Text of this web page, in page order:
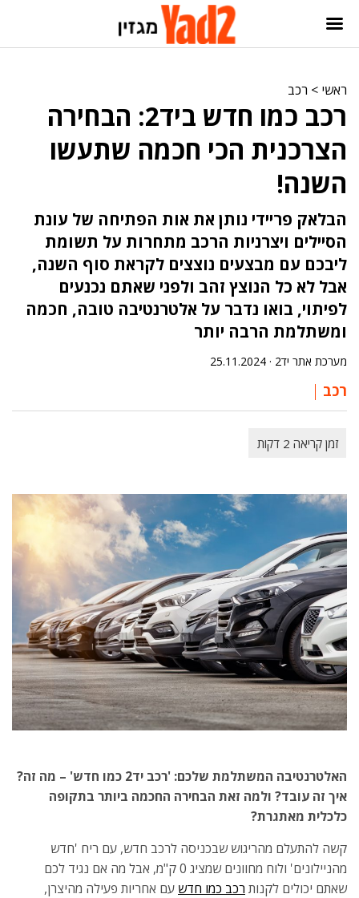
ראשי > רכב
רכב כמו חדש ביד2: הבחירה
הצרכנית הכי חכמה שתעשו
השנה!
הבלאק פריידי נותן את אות הפתיחה של עונת
הסיילים ויצרניות הרכב מתחרות על תשומת
ליבכם עם מבצעים נוצצים לקראת סוף השנה,
אבל לא כל הנוצץ זהב ולפני שאתם נכנעים
לפיתוי, בואו נדבר על אלטרנטיבה טובה, חכמה
ומשתלמת הרבה יותר
מערכת אתר יד2 · 25.11.2024
רכב
האלטרנטיבה המשתלמת שלכם: 'רכב יד2 כמו חדש' – מה זה?
איך זה עובד? ולמה זאת הבחירה החכמה ביותר בתקופה
כלכלית מאתגרת?
קשה להתעלם מהריגוש שבכניסה לרכב חדש, עם ריח 'חדש
מהניילונים' ולוח מחוונים שמציג 0 ק"מ, אבל מה אם נגיד לכם
שאתם יכולים לקנות רכב כמו חדש עם אחריות פעילה מהיצרן,